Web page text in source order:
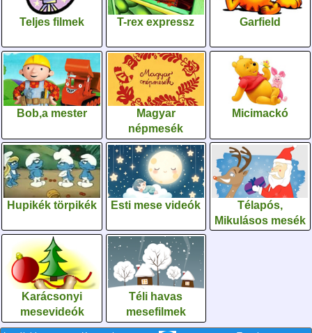
Teljes filmek T-rex expressz Garfield
Bob,a mester
Magyar
népmesék
Micimackó
Hupikék törpikék Esti mese videók
Télapós,
Mikulásos mesék
Karácsonyi
mesevideók
Téli havas
mesefilmek